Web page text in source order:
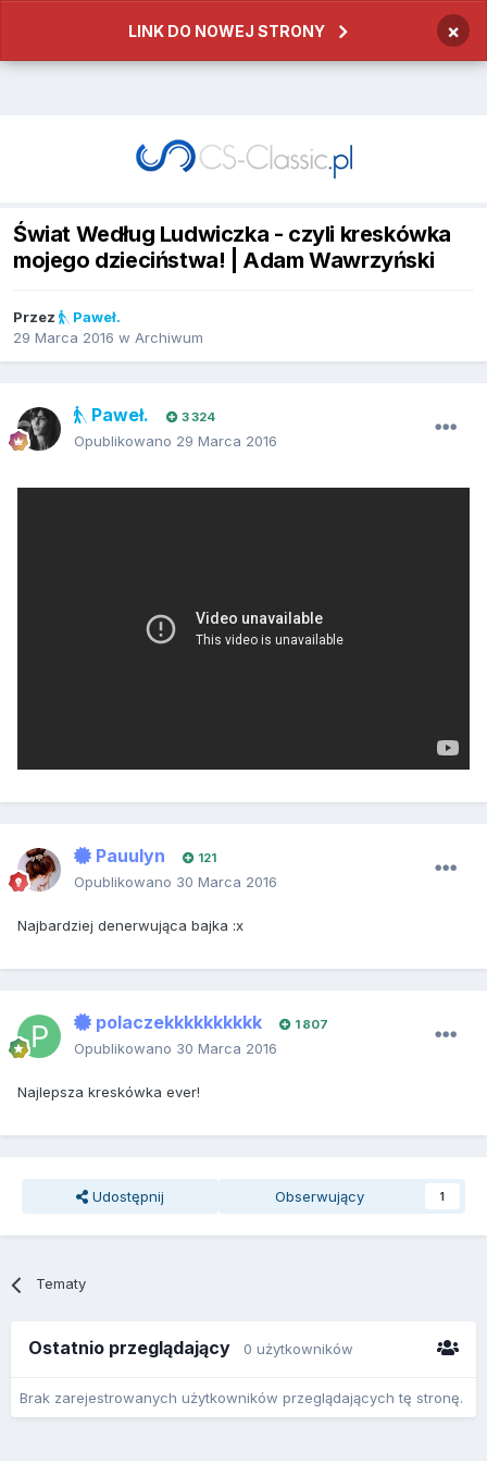
LINK DO NOWEJ STRONY ×
Świat Według Ludwiczka - czyli kreskówka
mojego dzieciństwa! | Adam Wawrzyński
Przez
Paweł.
29 Marca 2016 w Archiwum
Paweł. 3 324
Opublikowano 29 Marca 2016
Pauulyn 121
Opublikowano 30 Marca 2016
Najbardziej denerwująca bajka :x
polaczekkkkkkkkkk 1 807
Opublikowano 30 Marca 2016
Najlepsza kreskówka ever!
Udostępnij Obserwujący 1
Tematy
Ostatnio przeglądający 0 użytkowników
Brak zarejestrowanych użytkowników przeglądających tę stronę.